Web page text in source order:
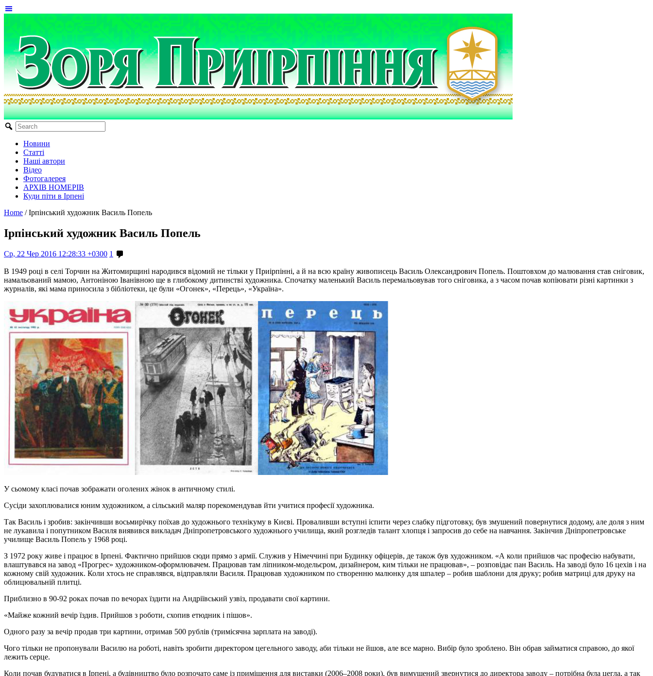
Новини
Статті
Наші автори
Відео
Фотогалерея
АРХІВ НОМЕРІВ
Куди піти в Ірпені
Home / Ірпінський художник Василь Попель
Ірпінський художник Василь Попель
Ср, 22 Чер 2016 12:28:33 +0300 1
В 1949 році в селі Торчин на Житомирщині народився відомий не тільки у Приірпінні, а й на всю країну живописець Василь Олександрович Попель. Поштовхом до малювання став сніговик,
намальований мамою, Антоніною Іванівною ще в глибокому дитинстві художника. Спочатку маленький Василь перемальовував того сніговика, а з часом почав копіювати різні картинки з
журналів, які мама приносила з бібліотеки, це були «Огонек», «Перець», «Україна».
У сьомому класі почав зображати оголених жінок в античному стилі.
Сусіди захоплювалися юним художником, а сільський маляр порекомендував йти учитися професії художника.
Так Василь і зробив: закінчивши восьмирічку поїхав до художнього технікуму в Києві. Проваливши вступні іспити через слабку підготовку, був змушений повернутися додому, але доля з ним
не лукавила і попутником Василя виявився викладач Дніпропетровського художнього училища, який розгледів талант хлопця і запросив до себе на навчання. Закінчив Дніпропетровське
училище Василь Попель у 1968 році.
З 1972 року живе і працює в Ірпені. Фактично прийшов сюди прямо з армії. Служив у Німеччині при Будинку офіцерів, де також був художником. «А коли прийшов час професію набувати,
влаштувався на завод «Прогрес» художником-оформлювачем. Працював там ліпником-модельєром, дизайнером, ким тільки не працював», – розповідає пан Василь. На заводі було 16 цехів і на
кожному свій художник. Коли хтось не справлявся, відправляли Василя. Працював художником по створенню малюнку для шпалер – робив шаблони для друку; робив матриці для друку на
облицювальній плитці.
Приблизно в 90-92 роках почав по вечорах їздити на Андріївський узвіз, продавати свої картини.
«Майже кожний вечір їздив. Прийшов з роботи, схопив етюдник і пішов».
Одного разу за вечір продав три картини, отримав 500 рублів (тримісячна зарплата на заводі).
Чого тільки не пропонували Василю на роботі, навіть зробити директором цегельного заводу, аби тільки не йшов, але все марно. Вибір було зроблено. Він обрав займатися справою, до якої
лежить серце.
Коли почав будуватися в Ірпені, а будівництво було розпочато саме із приміщення для виставки (2006–2008 роки), був вимушений звернутися до директора заводу – потрібна була цегла, а так